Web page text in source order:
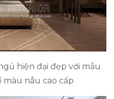
hiện đại đẹp với mẫu
nâu cao cấp